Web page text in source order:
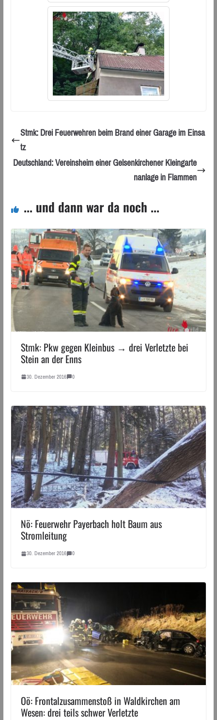
Stmk: Drei Feuerwehren beim Brand einer Garage im Einsa
tz
Deutschland: Vereinsheim einer Gelsenkirchener Kleingarte
nanlage in Flammen
... und dann war da noch ...
Stmk: Pkw gegen Kleinbus → drei Verletzte bei
Stein an der Enns
30. Dezember 2016 0
Nö: Feuerwehr Payerbach holt Baum aus
Stromleitung
30. Dezember 2016 0
Oö: Frontalzusammenstoß in Waldkirchen am
Wesen: drei teils schwer Verletzte